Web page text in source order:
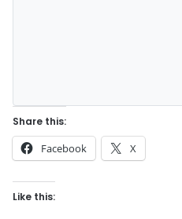
Share this:
Facebook X
Like this: